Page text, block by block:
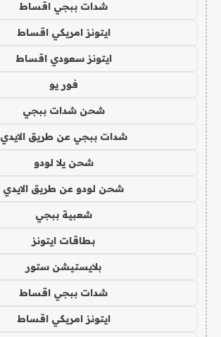
شدات ببجي اقساط
ايتونز امريكي اقساط
ايتونز سعودي اقساط
فور يو
شحن شدات ببجي
شدات ببجي عن طريق الايدي
شحن يلا لودو
شحن لودو عن طريق الايدي
شعبية ببجي
بطاقات ايتونز
بلايستيشن ستور
شدات ببجي اقساط
ايتونز امريكي اقساط